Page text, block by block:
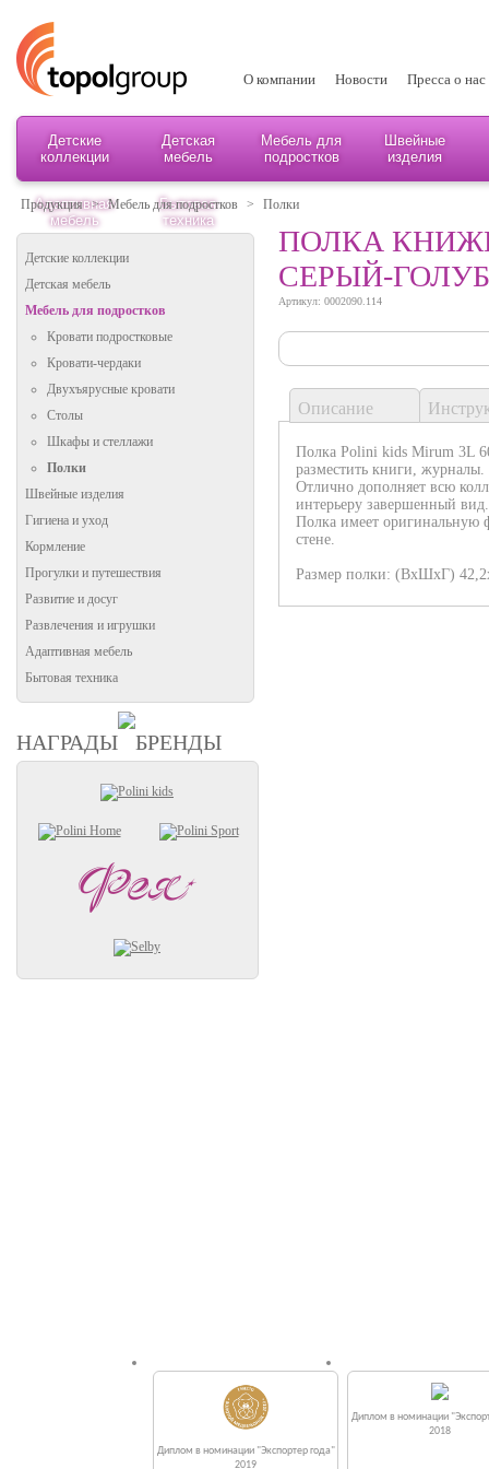
О компании Новости Пресса о нас
Детские
коллекции
Детская
мебель
Мебель для
подростков
Швейные
изделия
Адаптивная
мебель
Бытовая
техника
Продукция > Мебель для подростков > Полки
Детские коллекции
Детская мебель
Мебель для подростков
Кровати подростковые
Кровати-чердаки
Двухъярусные кровати
Столы
Шкафы и стеллажи
Полки
Швейные изделия
Гигиена и уход
Кормление
Прогулки и путешествия
Развитие и досуг
Развлечения и игрушки
Адаптивная мебель
Бытовая техника
НАГРАДЫ БРЕНДЫ
ПОЛКА
СЕРЫЙ-
Артикул: 0002090.114
Описание
Полка Polini kids Mirum 3L
разместить книги, журналы.
Отлично дополняет всю
интерьеру завершенный вид.
Полка имеет оригинальную
стене.
Размер полки: (ВхШхГ)
Диплом в номинации "Экспортер года"
2019
Диплом в номинации
2018